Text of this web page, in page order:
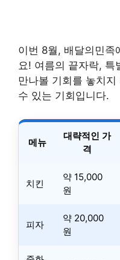
이번 8월, 배달의민족
요! 여름의 끝자락, 특
만나볼 기회를 놓치
수 있는 기회입니다.
메뉴
대략적인 가
격
치킨
약 15,000
원
피자
약 20,000
원